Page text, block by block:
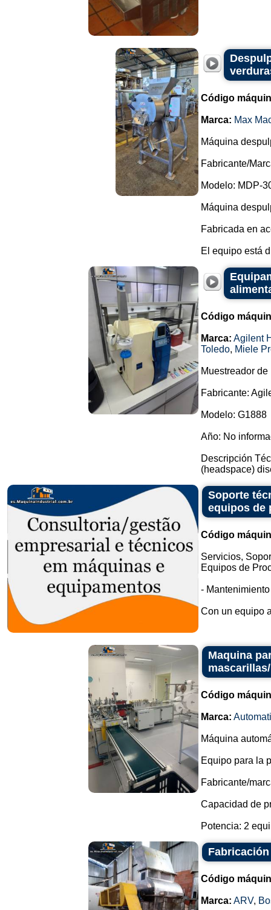
Código
Marca: Max
Máquina
Fabricante/
Modelo: MDP-
Máquina
Fabricada en
El equipo está
Código
Marca: Agilent
Toledo, Miele
Muestreador
Fabricante:
Modelo: G1888
Año: No
Descripción
(headspace)
Soporte
equipos de
Código
Servicios,
Equipos de
-
Con un equipo
Maquina
Código
Marca:
Máquina
Equipo para la
Fabricante/
Capacidad de
Potencia: 2
Código
Marca: ARV,